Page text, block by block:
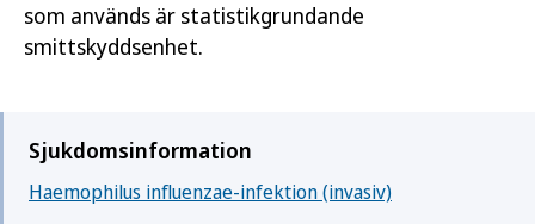
som används är statistikgrundande
smittskyddsenhet.
Sjukdomsinformation
Haemophilus influenzae-infektion (invasiv)